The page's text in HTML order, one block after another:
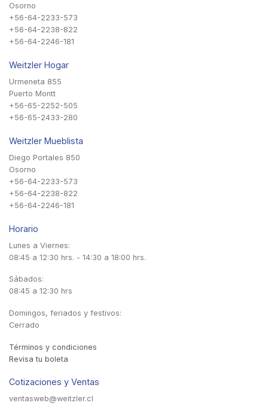
Osorno
+56-64-2233-573
+56-64-2238-822
+56-64-2246-181
Weitzler Hogar
Urmeneta 855
Puerto Montt
+56-65-2252-505
+56-65-2433-280
Weitzler Mueblista
Diego Portales 850
Osorno
+56-64-2233-573
+56-64-2238-822
+56-64-2246-181
Horario
Lunes a Viernes:
08:45 a 12:30 hrs. - 14:30 a 18:00 hrs.
Sábados:
08:45 a 12:30 hrs
Domingos, feriados y festivos:
Cerrado
Términos y condiciones
Revisa tu boleta
Cotizaciones y Ventas
ventasweb@weitzler.cl